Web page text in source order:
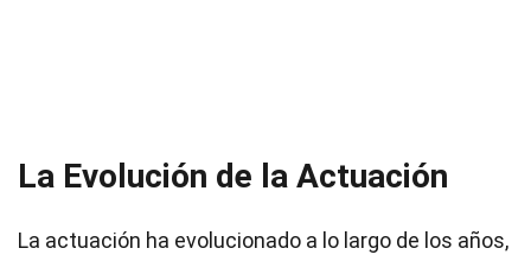
La Evolución de la Actuación
La actuación ha evolucionado a lo largo de los años,